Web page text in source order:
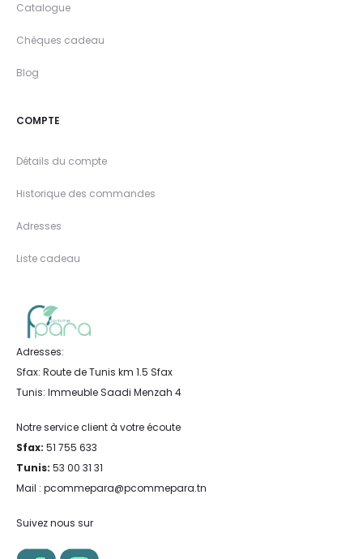
Catalogue
Chèques cadeau
Blog
COMPTE
Détails du compte
Historique des commandes
Adresses
Liste cadeau
Adresses:
Sfax: Route de Tunis km 1.5 Sfax
Tunis: Immeuble Saadi Menzah 4
Notre service client à votre écoute
Sfax: 51 755 633
Tunis: 53 00 31 31
Mail : pcommepara@pcommepara.tn
Suivez nous sur